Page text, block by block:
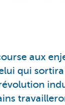
aux
qui